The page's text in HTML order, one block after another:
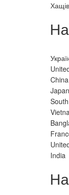
China
Japan
India